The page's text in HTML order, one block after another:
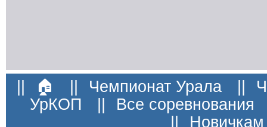
|| 🏠 || Чемпионат Урала ||
УрКОП
|| Все соревнования
||
Новичкам